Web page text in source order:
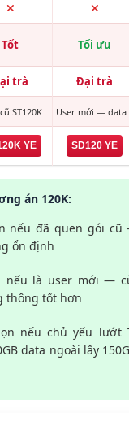
Tốt Tối ưu
trà Đại trà
ST120K User mới — data
YE SD120 YE
án 120K:
nếu đã quen gói
ổn định
nếu là user mới —
thông tốt hơn
nếu chủ yếu lướt
data ngoài lấy